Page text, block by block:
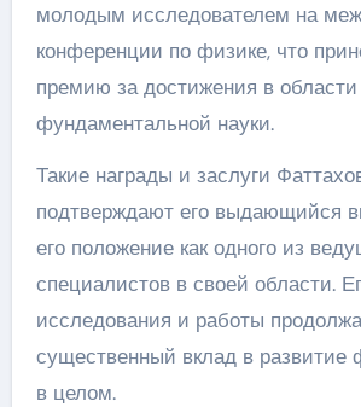
молодым исследователем на
конференции по физике, что
премию за достижения в области
фундаментальной науки.
Такие награды и заслуги
подтверждают его выдающийся
его положение как одного из
специалистов в своей области.
исследования и работы
существенный вклад в развитие
в целом.